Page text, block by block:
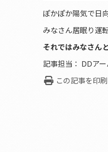
ぽかぽか陽気で日
みなさん居眠り運
それではみなさん
記事担当： DDア
この記事を印刷